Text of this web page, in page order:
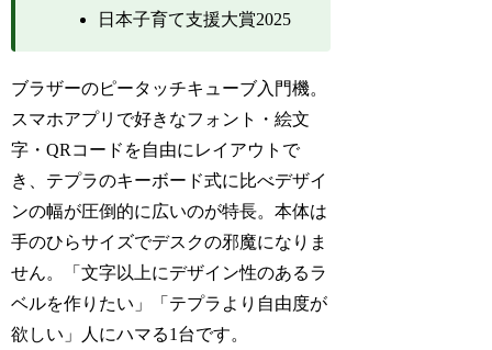
日本子育て支援大賞2025
ブラザーのピータッチキューブ入門機。
スマホアプリで好きなフォント・絵文
字・QRコードを自由にレイアウトで
き、テプラのキーボード式に比べデザイ
ンの幅が圧倒的に広いのが特長。本体は
手のひらサイズでデスクの邪魔になりま
せん。「文字以上にデザイン性のあるラ
ベルを作りたい」「テプラより自由度が
欲しい」人にハマる1台です。